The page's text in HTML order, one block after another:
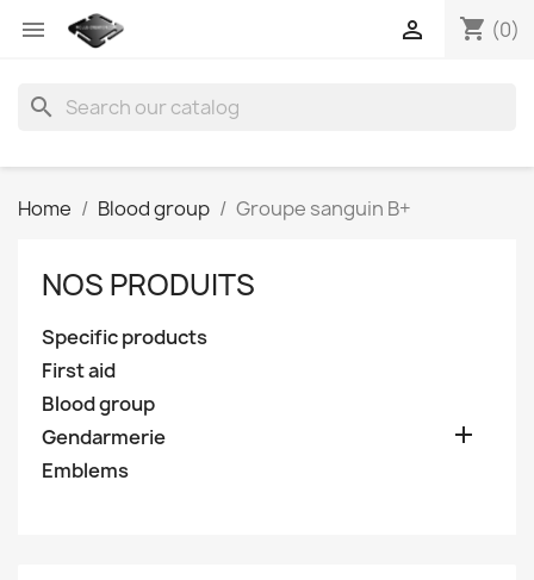
 shopping_cart (0)

search
Home Blood group Groupe sanguin B+
NOS PRODUITS
Specific products
First aid
Blood group
Gendarmerie

Emblems